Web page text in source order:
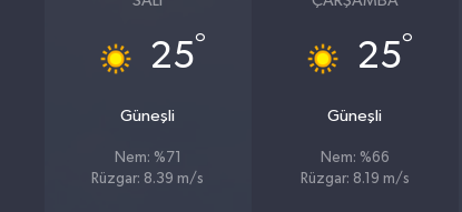
25°
Güneşli
Nem: %71
Rüzgar: 8.39 m/s
25°
Güneşli
Nem: %66
Rüzgar: 8.19 m/s